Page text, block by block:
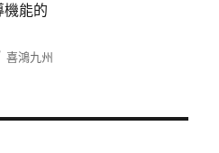
機能的
分
喜鴻九州